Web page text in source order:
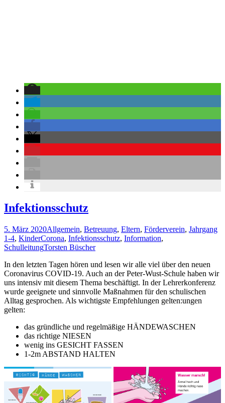
Infektionsschutz
5. März 2020Allgemein, Betreuung, Eltern, Förderverein, Jahrgang
1-4, KinderCorona, Infektionsschutz, Information,
SchulleitungTorsten Büscher
In den letzten Tagen hören und lesen wir alle viel über den neuen
Coronavirus COVID-19. Auch an der Peter-Wust-Schule haben wir
uns intensiv mit diesem Thema beschäftigt. In der Lehrerkonferenz
wurde geeignete und sinnvolle Maßnahmen für den schulischen
Alltag gesprochen. Als wichtigste Empfehlungen gelten:ungen
gelten:
das gründliche und regelmäßige HÄNDEWASCHEN
das richtige NIESEN
wenig ins GESICHT FASSEN
1-2m ABSTAND HALTEN